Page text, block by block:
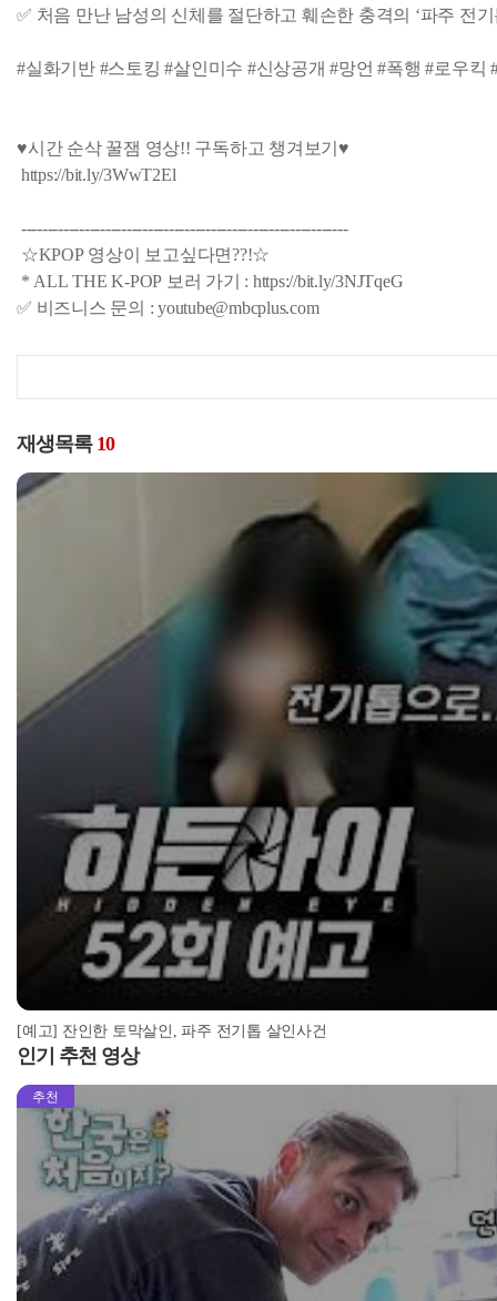
✅ 처음 만난 남성의 신체를 절단하고 훼손한 충격의 ‘파주 전
#실화기반 #스토킹 #살인미수 #신상공개 #망언 #폭행 #로우킥
♥시간 순삭 꿀잼 영상!! 구독하고 챙겨보기♥
https://bit.ly/3WwT2El
--------------------------------------------------------------
☆KPOP 영상이 보고싶다면??!☆
* ALL THE K-POP 보러 가기 : https://bit.ly/3NJTqeG
✅ 비즈니스 문의 : youtube@mbcplus.com
재생목록 10
[예고] 잔인한 토막살인, 파주 전기톱 살인사건
인기 추천 영상
추천